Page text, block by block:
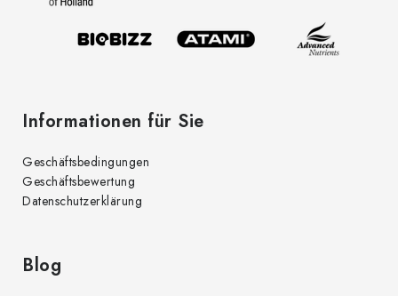
Informationen für Sie
Geschäftsbedingungen
Geschäftsbewertung
Datenschutzerklärung
Blog